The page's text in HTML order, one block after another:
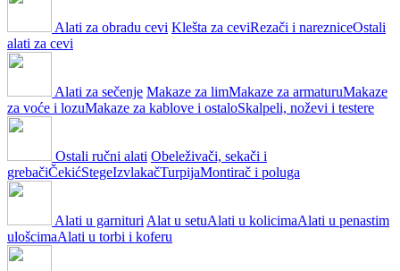
Alati za obradu cevi Klešta za ceviRezači i narezniceOstali
alati za cevi
Alati za sečenje Makaze za limMakaze za armaturuMakaze
za voće i lozuMakaze za kablove i ostaloSkalpeli, noževi i testere
Ostali ručni alati Obeleživači, sekači i
grebačiČekićStegeIzvlakačTurpijaMontirač i poluga
Alati u garnituri Alat u setuAlati u kolicimaAlati u penastim
ulošcimaAlati u torbi i koferu